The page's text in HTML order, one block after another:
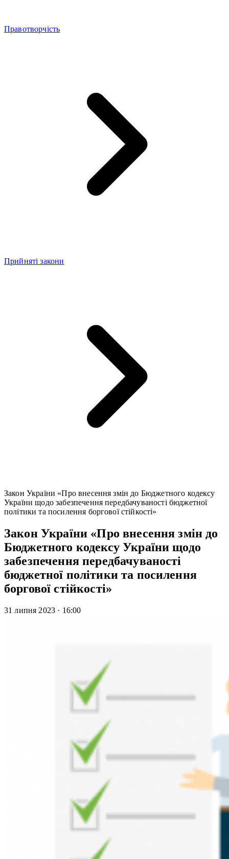
Правотворчість
Прийняті закони
Закон України «Про внесення змін до Бюджетного кодексу
України щодо забезпечення передбачуваності бюджетної
політики та посилення боргової стійкості»
Закон України «Про внесення змін до
Бюджетного кодексу України щодо
забезпечення передбачуваності
бюджетної політики та посилення
боргової стійкості»
31 липня 2023 · 16:00